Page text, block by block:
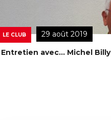
LE CLUB
29 août 2019
Entretien avec… Michel Billy